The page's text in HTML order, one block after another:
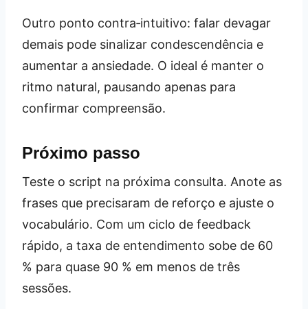
Outro ponto contra‑intuitivo: falar devagar
demais pode sinalizar condescendência e
aumentar a ansiedade. O ideal é manter o
ritmo natural, pausando apenas para
confirmar compreensão.
Próximo passo
Teste o script na próxima consulta. Anote as
frases que precisaram de reforço e ajuste o
vocabulário. Com um ciclo de feedback
rápido, a taxa de entendimento sobe de 60
% para quase 90 % em menos de três
sessões.